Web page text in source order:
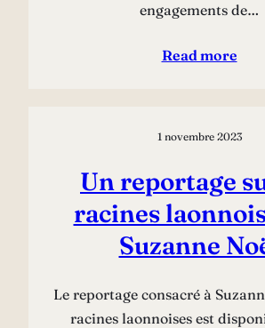
engagements de…
Read more
1 novembre 2023
Un reportage
racines
Suzanne
Le reportage consacré à
racines laonnoises est